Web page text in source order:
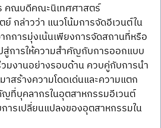
คณบดีคณะนิเทศศาสตร์
กล่าวว่า แนวโน้มการจัดอีเวนต์ใน
กการมุ่งเน้นเพียงการจัดสถานที่หรือ
สู่การให้ความสำคัญกับการออกแบบ
มงานอย่างรอบด้าน ควบคู่กับการนำ
าสร้างความโดดเด่นและความแตก
ที่บุคลากรในอุตสาหกรรมอีเวนต์
ารเปลี่ยนแปลงของอุตสาหกรรมใน